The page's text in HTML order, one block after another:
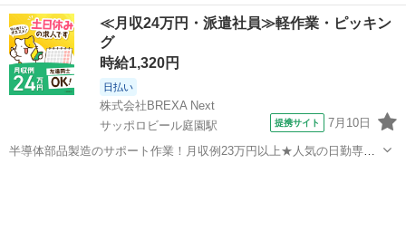
が出来るコンパクトな美顔器です。 Amazon通常価格約14000円でし
た。 新品未使用品です。 受け渡し場所は南区川沿4条3丁目です。 お
気軽に...
北海道 札幌市 真駒内駅 美容家電 美顔器
≪月収24万円・派遣社員≫軽作業・ピッキン
グ
時給1,320円
日払い
株式会社BREXA Next
サッポロビール庭園駅
提携サイト 7月10日
半導体部品製造のサポート作業！月収例23万円以上★人気の日勤専属